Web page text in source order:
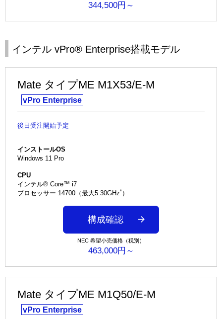
344,500円～
インテル vPro® Enterprise搭載モデル
Mate タイプME M1X53/E-M
vPro Enterprise
後日受注開始予定
インストールOS
Windows 11 Pro
CPU
インテル® Core™ i7
プロセッサー 14700（最大5.30GHz*）
構成確認
NEC 希望小売価格（税別）
463,000円～
Mate タイプME M1Q50/E-M
vPro Enterprise